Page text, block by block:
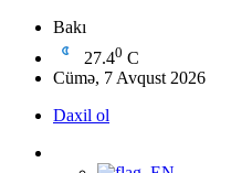
Bakı
27.40 C
Cümə, 7 Avqust 2026
Daxil ol